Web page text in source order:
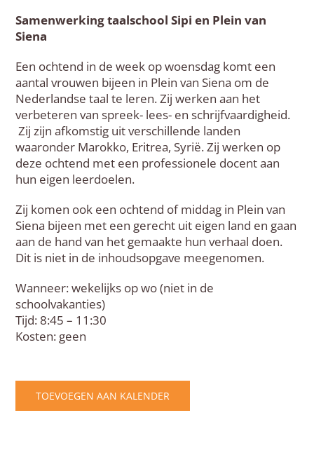
Samenwerking taalschool Sipi en Plein van
Siena
Een ochtend in de week op woensdag komt een
aantal vrouwen bijeen in Plein van Siena om de
Nederlandse taal te leren. Zij werken aan het
verbeteren van spreek- lees- en schrijfvaardigheid.
Zij zijn afkomstig uit verschillende landen
waaronder Marokko, Eritrea, Syrië. Zij werken op
deze ochtend met een professionele docent aan
hun eigen leerdoelen.
Zij komen ook een ochtend of middag in Plein van
Siena bijeen met een gerecht uit eigen land en gaan
aan de hand van het gemaakte hun verhaal doen.
Dit is niet in de inhoudsopgave meegenomen.
Wanneer: wekelijks op wo (niet in de
schoolvakanties)
Tijd: 8:45 – 11:30
Kosten: geen
TOEVOEGEN AAN KALENDER